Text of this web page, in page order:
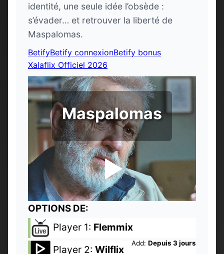
identité, une seule idée l’obsède :
s’évader… et retrouver la liberté de
Maspalomas.
BetifyBetify connexionBetify bonus
Xalaflix Officiel 2026
Maspalomas
OPTIONS DE:
Player 1: Flemmix
Add: Depuis 3 jours
Player 2: Wilflix